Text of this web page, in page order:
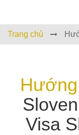
Trang chủ
Visa